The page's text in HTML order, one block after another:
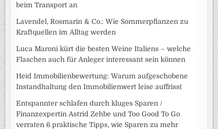
beim Transport an
Lavendel, Rosmarin & Co.: Wie Sommerpflanzen zu
Kraftquellen im Alltag werden
Luca Maroni kürt die besten Weine Italiens – welche
Flaschen auch für Anleger interessant sein können
Heid Immobilienbewertung: Warum aufgeschobene
Instandhaltung den Immobilienwert leise auffrisst
Entspannter schlafen durch kluges Sparen /
Finanzexpertin Astrid Zehbe und Too Good To Go
verraten 6 praktische Tipps, wie Sparen zu mehr